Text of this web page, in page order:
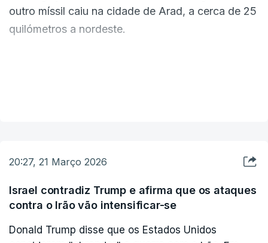
outro míssil caiu na cidade de Arad, a cerca de 25
quilómetros a nordeste.
casualties pic.twitter.com/na6SrC0pYi
— Rapid Report (@RapidReport2025)March 21,
20:27, 21 Março 2026
Israel contradiz Trump e afirma que os ataques
contra o Irão vão intensificar-se
Donald Trump disse que os Estados Unidos